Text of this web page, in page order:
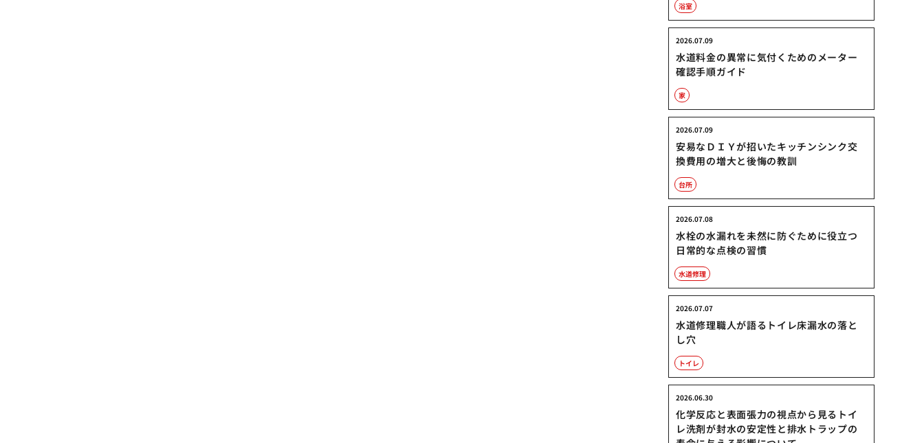
浴室
水道料金の異常に気付くためのメーター
確認手順ガイド
2026.07.09
家
安易なＤＩＹが招いたキッチンシンク交
換費用の増大と後悔の教訓
2026.07.09
台所
水栓の水漏れを未然に防ぐために役立つ
日常的な点検の習慣
2026.07.08
水道修理
水道修理職人が語るトイレ床漏水の落と
し穴
2026.07.07
トイレ
化学反応と表面張力の視点から見るトイ
レ洗剤が封水の安定性と排水トラップの
2026.06.30